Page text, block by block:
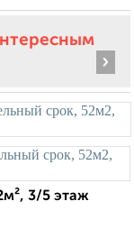
›
3/5 этаж